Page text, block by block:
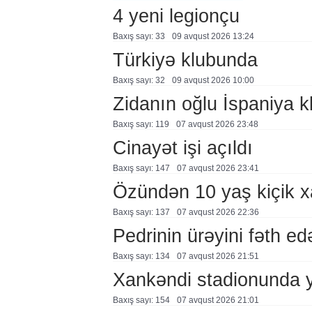
4 yeni legionçu
Baxış sayı: 33 09 avqust 2026 13:24
Türkiyə klubunda
Baxış sayı: 32 09 avqust 2026 10:00
Zidanın oğlu İspaniya
Baxış sayı: 119 07 avqust 2026 23:48
Cinayət işi açıldı
Baxış sayı: 147 07 avqust 2026 23:41
Özündən 10 yaş kiçik
Baxış sayı: 137 07 avqust 2026 22:36
Pedrinin ürəyini fəth
Baxış sayı: 134 07 avqust 2026 21:51
Xankəndi stadionunda
Baxış sayı: 154 07 avqust 2026 21:01